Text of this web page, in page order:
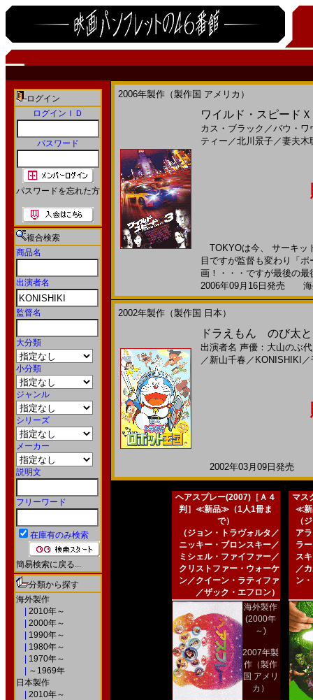
ログイン
ログインＩＤ
パスワード
パスワードを忘れた方
複合検索
商品名
出演者名
監督名
大分類
小分類
ジャンル
シリーズ
メーカー
説明文
フリーワード
在庫有のみ検索
簡易検索に戻る...
分類から探す
海外製作
2010年～
2000年～
1990年～
1980年～
1970年～
～1969年
日本製作
2010年～
2006年製作（製作国 アメリカ）
ワイルド・スピード
カス・ブラック ／バウ・ワ
ティー ／北川景子／妻夫木
TOKYOは今、 サーキッ
目ですが監督も変わり「
画！・・・ですが最後の
2006年09月16日発売 海
2002年製作（製作国 日本）
ドラえもん のび太
出演者名 声優：大山のぶ代
／ 新山千春 ／ KONISHIKI ／
2002年03月09日発売
ヘアスプレー(2007)［Ａ４
判］≪新品≫（1人1冊ま
で）
（ジョン・トラヴォルタ／
ニッキー・ブロンスキー／
ミシェル・ファイファー／
クリストファー・ウォーケ
ン／クイーン・ラティファ
／ザック・エフロン）
海外製作
(2000年
～)
2007年製
作（製作
国 アメリ
カ）
マス
≪新
（
ア
ラ
ス
／
ン